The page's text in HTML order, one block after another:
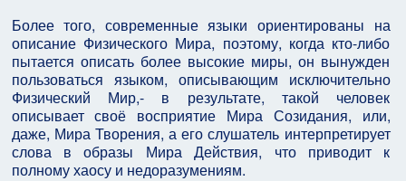
Более того, современные языки ориентированы на
описание Физического Мира, поэтому, когда кто-либо
пытается описать более высокие миры, он вынужден
пользоваться языком, описывающим исключительно
Физический Мир,- в результате, такой человек
описывает своё восприятие Мира Созидания, или,
даже, Мира Творения, а его слушатель интерпретирует
слова в образы Мира Действия, что приводит к
полному хаосу и недоразумениям.